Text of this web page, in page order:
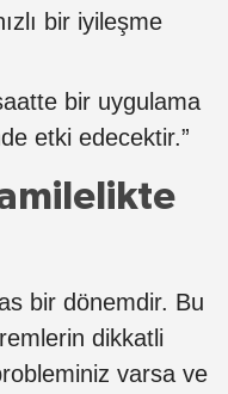
bir iyileşme
bir uygulama
etki edecektir.”
bir dönemdir. Bu
dikkatli
varsa ve